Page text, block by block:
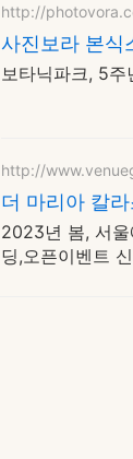
http://
사진보라 본식
보타닉파크, 5
http://
더 마리아 칼
2023년 봄, 서울
딩,오픈이벤트